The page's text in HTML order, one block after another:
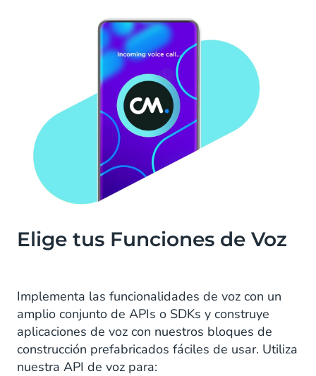
Elige tus Funciones de Voz
Implementa las funcionalidades de voz con un
amplio conjunto de APIs o SDKs y construye
aplicaciones de voz con nuestros bloques de
construcción prefabricados fáciles de usar. Utiliza
nuestra API de voz para: